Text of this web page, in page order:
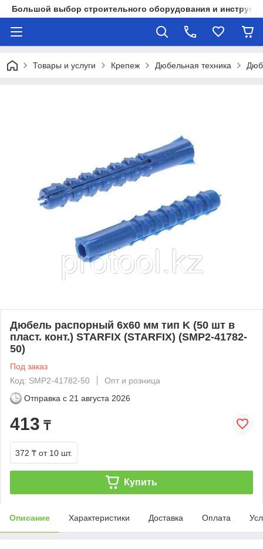
Большой выбор строительного оборудования и
Товары и услуги Крепеж Дюбельная техника
Дюбель распорный 6х60 мм тип K (50 шт в
пласт. конт.) STARFIX (STARFIX) (SMP2-41782-
50)
Под заказ
Код: SMP2-41782-50
Опт и розница
Отправка с 21 августа 2026
413 ₸
372 ₸ от 10 шт.
Купить
Описание Характеристики Доставка Оплата